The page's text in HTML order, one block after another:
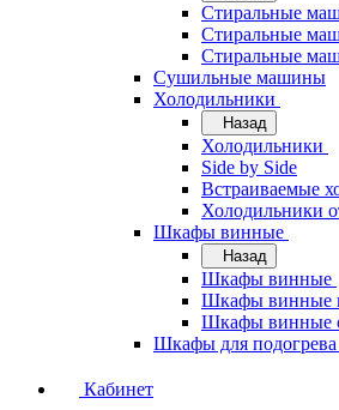
Стиральные
Стиральные
Стиральные
Сушильные машины
Холодильники
Назад
Холодильники
Side by Side
Встраиваемые
Холодильники
Шкафы винные
Назад
Шкафы винные
Шкафы винные
Шкафы винные
Шкафы для
Кабинет